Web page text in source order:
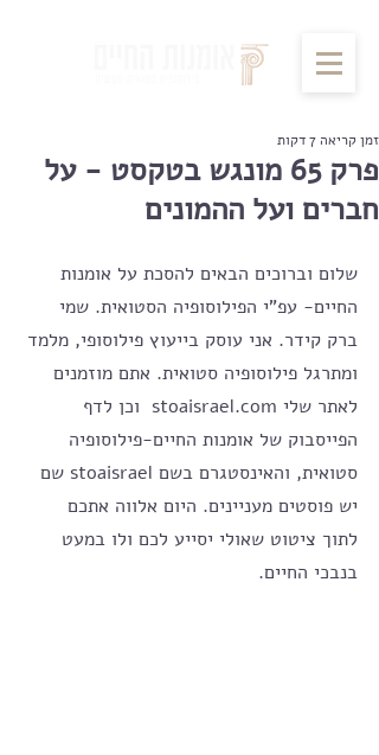
פרק 65 מונגש בטקסט - על
חברים ועל ההמונים
זמן קריאה 7 דקות
שלום וברוכים הבאים להסכת על אומנות
החיים- עפ"י הפילוסופיה הסטואית. שמי
ברק קידר. אני עוסק בייעוץ פילוסופי, מלמד
ומתרגל פילוסופיה סטואית. אתם מוזמנים
לאתר שלי stoaisrael.com  וכן לדף
הפייסבוק של אומנות החיים-פילוסופיה
סטואית, והאינסטגרם בשם stoaisrael שם
יש פוסטים מעניינים. היום אלווה אתכם
לתוך ציטוט שאולי יסייע לכם ולו במעט
בנבכי החיים.